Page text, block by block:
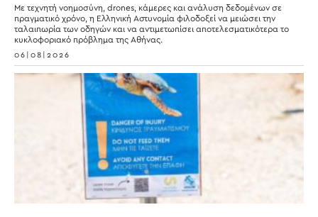
Με τεχνητή νοημοσύνη, drones, κάμερες και ανάλυση δεδομένων σε
πραγματικό χρόνο, η Ελληνική Αστυνομία φιλοδοξεί να μειώσει την
ταλαιπωρία των οδηγών και να αντιμετωπίσει αποτελεσματικότερα το
κυκλοφοριακό πρόβλημα της Αθήνας.
06|08|2026